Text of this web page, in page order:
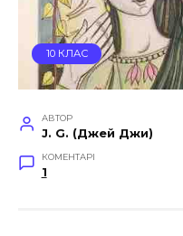
10 КЛАС
АВТОР
J. G. (Джей Джи)
КОМЕНТАРІ
1